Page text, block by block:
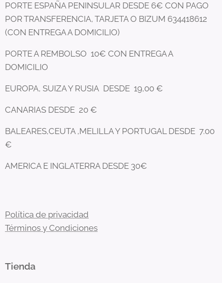
PORTE ESPAÑA PENINSULAR DESDE 6€ CON PAGO
POR TRANSFERENCIA, TARJETA O BIZUM 634418612
(CON ENTREGA A DOMICILIO)
PORTE A REMBOLSO 10€ CON ENTREGA A
DOMICILIO
EUROPA, SUIZA Y RUSIA DESDE 19,00 €
CANARIAS DESDE 20 €
BALEARES,CEUTA ,MELILLA Y PORTUGAL DESDE 7.00
€
AMERICA E INGLATERRA DESDE 30€
Política de privacidad
Términos y Condiciones
Tienda